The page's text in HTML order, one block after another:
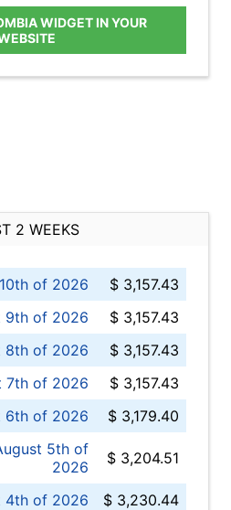
WIDGET IN YOUR
2 WEEKS
of 2026
$ 3,157.43
9th of 2026
$ 3,157.43
8th of 2026
$ 3,157.43
7th of 2026
$ 3,157.43
6th of 2026
$ 3,179.40
5th of
2026
$ 3,204.51
4th of 2026
$ 3,230.44